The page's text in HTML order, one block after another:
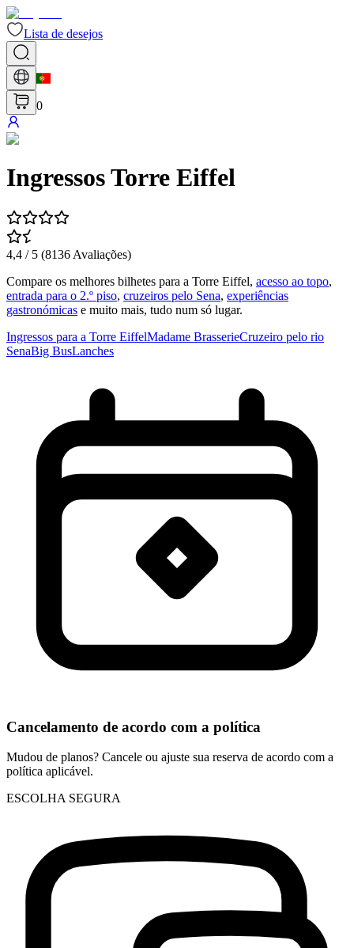
Lista de desejos
0
Ingressos Torre Eiffel
4,4 / 5 (8136 Avaliações)
Compare os melhores bilhetes para a Torre Eiffel, acesso ao topo,
entrada para o 2.º piso, cruzeiros pelo Sena, experiências
gastronómicas e muito mais, tudo num só lugar.
Ingressos para a Torre EiffelMadame BrasserieCruzeiro pelo rio
SenaBig BusLanches
Cancelamento de acordo com a política
Mudou de planos? Cancele ou ajuste sua reserva de acordo com a
política aplicável.
ESCOLHA SEGURA